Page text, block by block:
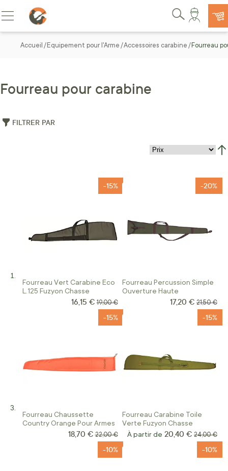
Allez au contenu
Basculer la navigation
Rechercher
Accueil Equipement pour l'Arme Accessoires carabine Fourreau
Fourreau pour carabine
FILTRER PAR
Fourreau Vert Carabine Eco
L.125 Fuzyon Chasse
-15%
Prix Spécial
16,15 € Prix normal
19,00 €
Fourreau Percussion Simple
Ouverture Haute
-20%
Prix Spécial
17,20 € Prix
21,50 €
Fourreau Chaussette
Country Orange Pour Armes
-15%
Prix Spécial
18,70 € Prix normal
22,00 €
Fourreau Carabine Toile
Verte Fuzyon Chasse
-15%
À partir de 20,40 € Prix
24,00 €
-10% -10%